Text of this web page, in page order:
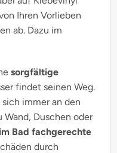
Ihren Vorlieben
ab. Dazu im
sorgfältige
findet seinen Weg.
immer an den
Wand, Duschen oder
im Bad fachgerechte
durch